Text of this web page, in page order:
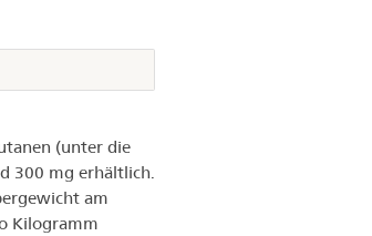
(unter die
300 mg erhältlich.
am
Kilogramm